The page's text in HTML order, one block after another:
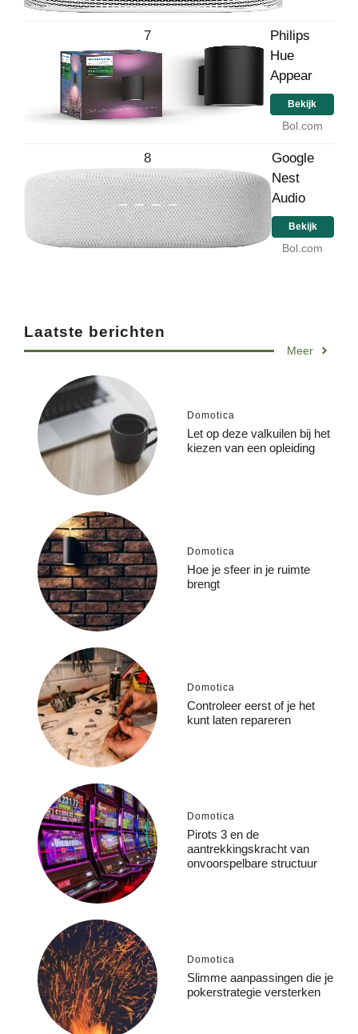
7
Philips
Hue
Appear
Bekijk
Bol.com
8
Google
Nest
Audio
Bekijk
Bol.com
Laatste berichten
Meer
Domotica
Let op deze valkuilen bij het
kiezen van een opleiding
Domotica
Hoe je sfeer in je ruimte
brengt
Domotica
Controleer eerst of je het
kunt laten repareren
Domotica
Pirots 3 en de
aantrekkingskracht van
onvoorspelbare structuur
Domotica
Slimme aanpassingen die je
pokerstrategie versterken